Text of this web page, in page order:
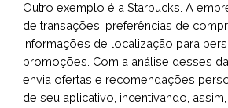
Outro exemplo é a Starbucks. A
de transações, preferências de
informações de localização para
promoções. Com a análise desses
envia ofertas e recomendações
de seu aplicativo, incentivando,